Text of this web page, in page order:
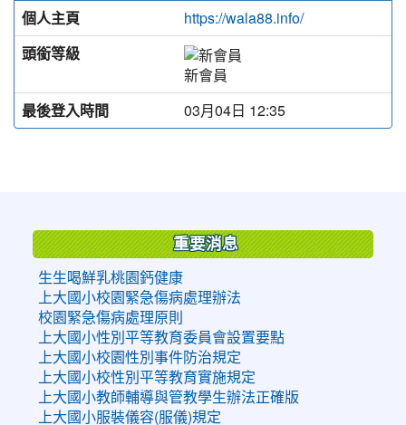
個人主頁
https://wala88.info/
頭銜等級
新會員
最後登入時間
03月04日 12:35
重要消息
生生喝鮮乳桃園鈣健康
上大國小校園緊急傷病處理辦法
校園緊急傷病處理原則
上大國小性別平等教育委員會設置要點
上大國小校園性別事件防治規定
上大國小校性別平等教育實施規定
上大國小教師輔導與管教學生辦法正確版
上大國小服裝儀容(服儀)規定